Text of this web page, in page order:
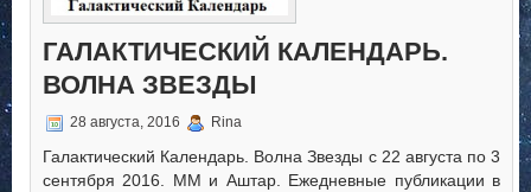
ГАЛАКТИЧЕСКИЙ КАЛЕНДАРЬ.
ВОЛНА ЗВЕЗДЫ
28 августа, 2016 Rina
Галактический Календарь. Волна Звезды с 22 августа по 3
сентября 2016. ММ и Аштар. Ежедневные публикации в